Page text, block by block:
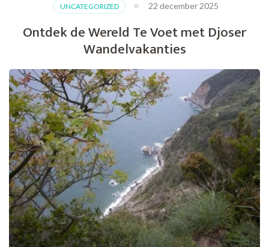
in
Natuur
UNCATEGORIZED 22 december 2025
Ontdek de Wereld Te Voet met Djoser
Wandelvakanties